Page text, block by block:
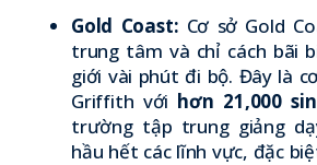
Gold Coast: Cơ sở Gold
trung tâm và chỉ cách bãi
giới vài phút đi bộ. Đây là
Griffith với hơn 21,000
trường tập trung giảng
hầu hết các lĩnh vực, đặc